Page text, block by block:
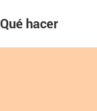
Qué hacer